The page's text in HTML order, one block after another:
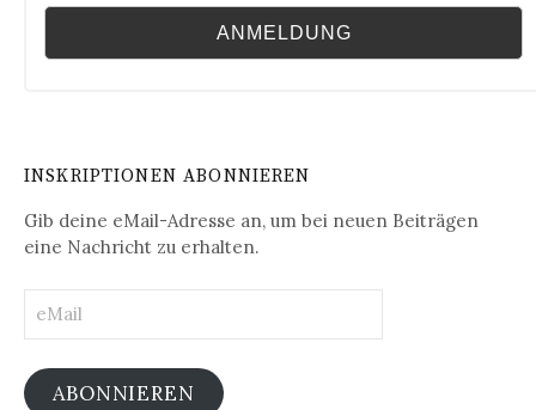
INSKRIPTIONEN ABONNIEREN
Gib deine eMail-Adresse an, um bei neuen Beiträgen
eine Nachricht zu erhalten.
ABONNIEREN